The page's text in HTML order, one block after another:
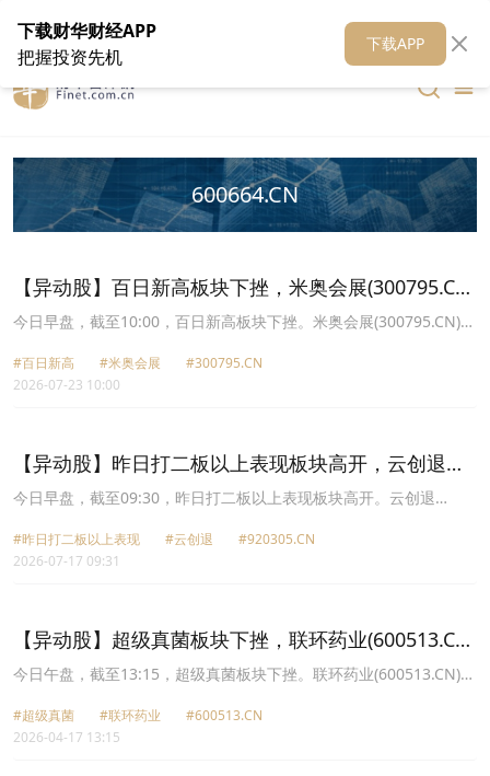
在线客服 关于我们 财华媒体矩阵 财华智库
600664.CN
【异动股】百日新高板块下挫，米奥会展(300795.CN)
跌11.44%
今日早盘，截至10:00，百日新高板块下挫。米奥会展(300795.CN)跌
迈(688293.CN)跌3.11%报57.59元，星宸科技(301536.CN)跌3.06%
报132.81元，海正药业(600267.CN)跌3.04%报12.1元，盛科通信
#百日新高 #米奥会展
#300795.CN
2026-07-23 10:00
【异动股】昨日打二板以上表现板块高开，云创退
(920305.CN)涨26.92%
今日早盘，截至09:30，昨日打二板以上表现板块高开。云创退
79.2元，艾艾精工(603580.CN)涨9.99%报44.92元，哈药股份
(600664.CN)涨8.70%报5.37元，贤丰控股(002141.CN)涨1.18%报
#昨日打二板以上表现 #云创退
#920305.CN
2026-07-17 09:31
【异动股】超级真菌板块下挫，联环药业(600513.CN)
跌5.08%
今日午盘，截至13:15，超级真菌板块下挫。联环药业(600513.CN)跌
技(000790.CN)跌4.56%报3.98元，*ST四环(000518.CN)跌4.47%报
2.99元，哈药股份(600664.CN)跌4.09%报4.22元，东北制药
#超级真菌 #联环药业
#600513.CN
2026-04-17 13:15
下载财华财经APP
把握投资先机
下载APP